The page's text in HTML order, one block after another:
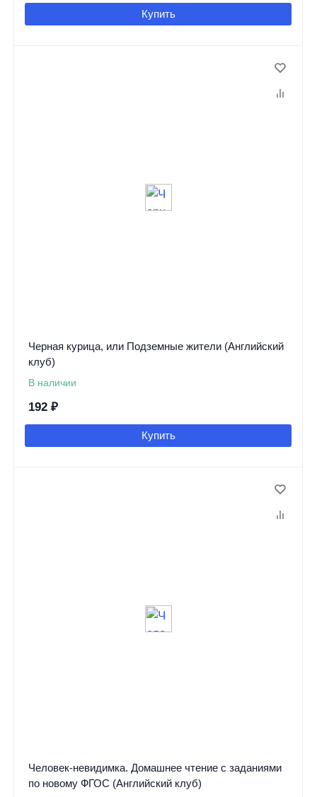
Купить
Черная курица, или Подземные жители (Английский
клуб)
В наличии
192 ₽
Купить
Человек-невидимка. Домашнее чтение с заданиями
по новому ФГОС (Английский клуб)